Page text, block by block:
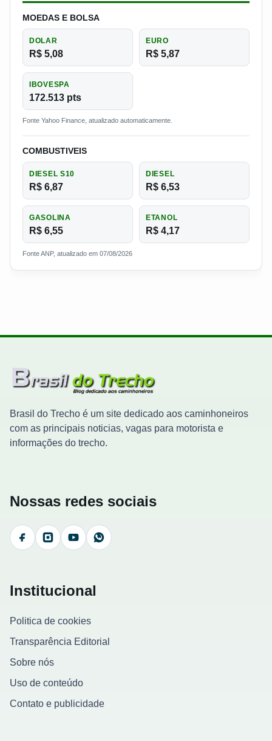
MOEDAS E BOLSA
DOLAR
R$ 5,08
EURO
R$ 5,87
IBOVESPA
172.513 pts
Fonte Yahoo Finance, atualizado automaticamente.
COMBUSTIVEIS
DIESEL S10
R$ 6,87
DIESEL
R$ 6,53
GASOLINA
R$ 6,55
ETANOL
R$ 4,17
Fonte ANP, atualizado em 07/08/2026
Brasil do Trecho é um site dedicado aos caminhoneiros
com as principais noticias, vagas para motorista e
informações do trecho.
Nossas redes sociais
FacebookInstagramYouTubeWhatsApp
Institucional
Politica de cookies
Transparência Editorial
Sobre nós
Uso de conteúdo
Contato e publicidade